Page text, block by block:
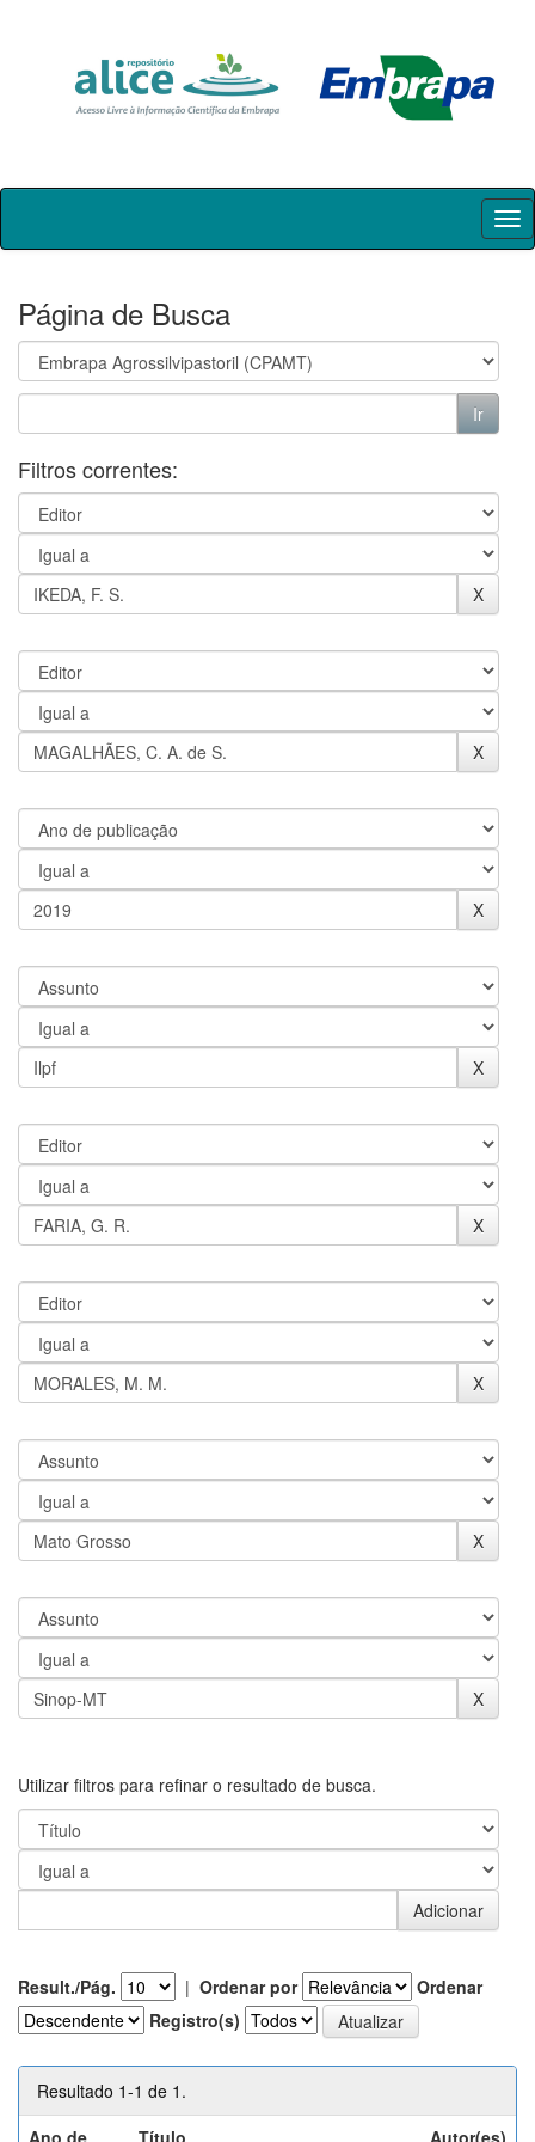
Skip
Página de Busca
Filtros correntes:
Utilizar filtros para refinar o resultado de busca.
Result./Pág. | Ordenar por
Ordenar
Registro(s)
Resultado 1-1 de 1.
Ano de
Título Autor(es)